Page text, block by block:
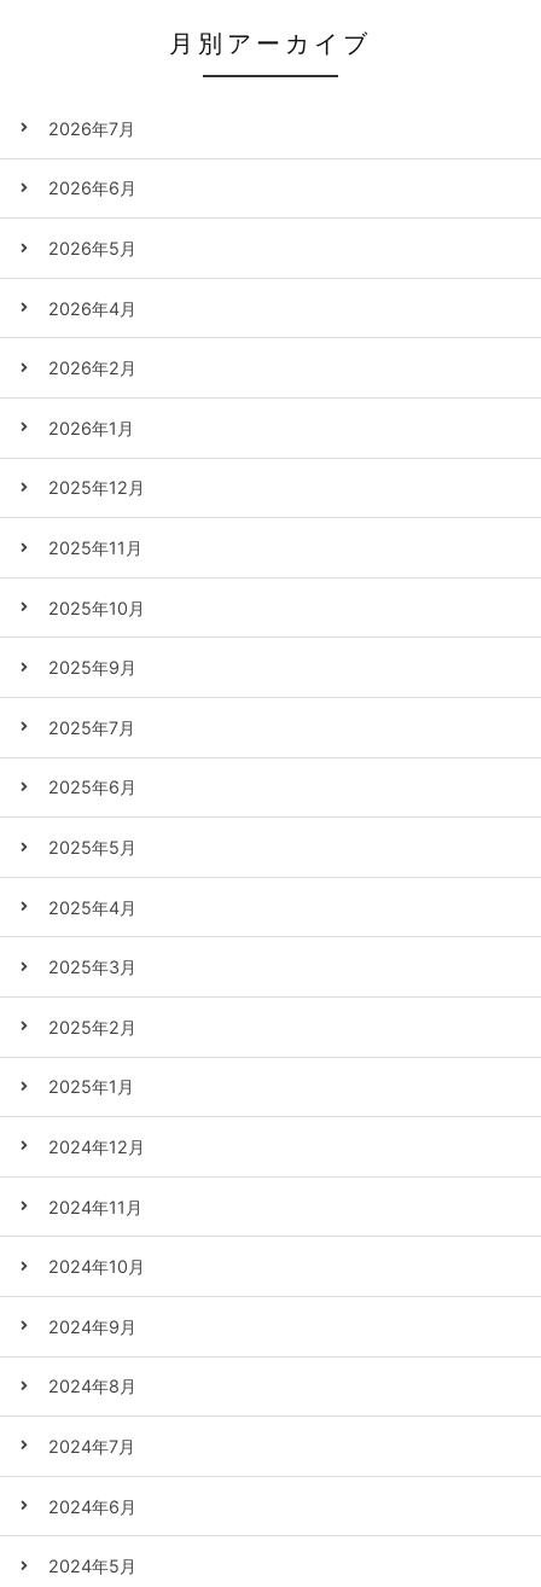
月別アーカイブ
2026年7月
2026年6月
2026年5月
2026年4月
2026年2月
2026年1月
2025年12月
2025年11月
2025年10月
2025年9月
2025年7月
2025年6月
2025年5月
2025年4月
2025年3月
2025年2月
2025年1月
2024年12月
2024年11月
2024年10月
2024年9月
2024年8月
2024年7月
2024年6月
2024年5月